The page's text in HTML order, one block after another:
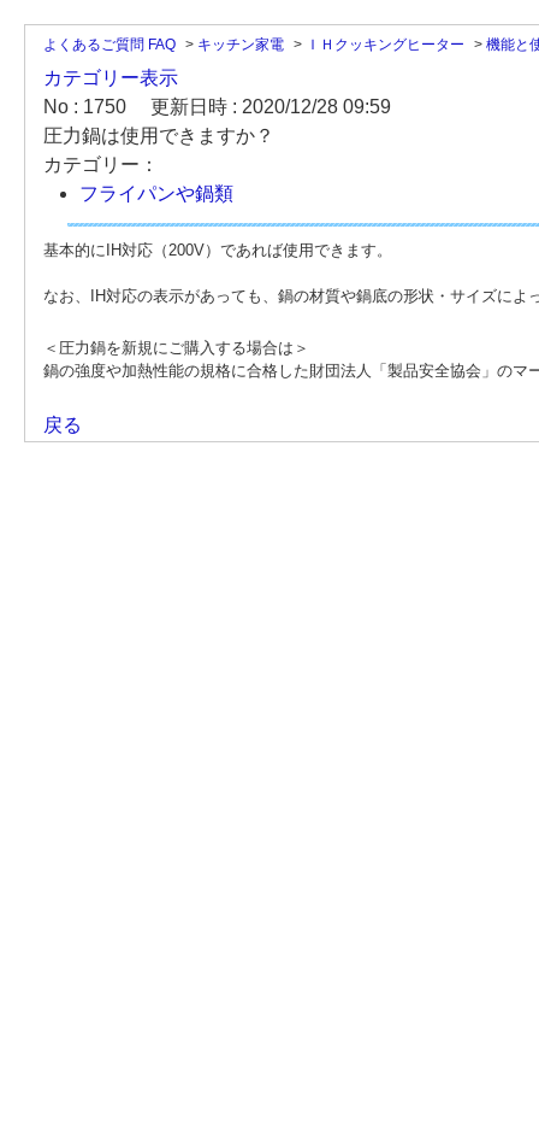
よくあるご質問 FAQ > キッチン家電 > ＩＨクッキングヒーター > 機能と
カテゴリー表示
No : 1750
更新日時 : 2020/12/28 09:59
圧力鍋は使用できますか？
カテゴリー：
フライパンや鍋類
基本的にIH対応（200V）であれば使用できます。
なお、IH対応の表示があっても、鍋の材質や鍋底の形状・サイズによ
＜圧力鍋を新規にご購入する場合は＞
鍋の強度や加熱性能の規格に合格した財団法人「製品安全協会」のマ
戻る